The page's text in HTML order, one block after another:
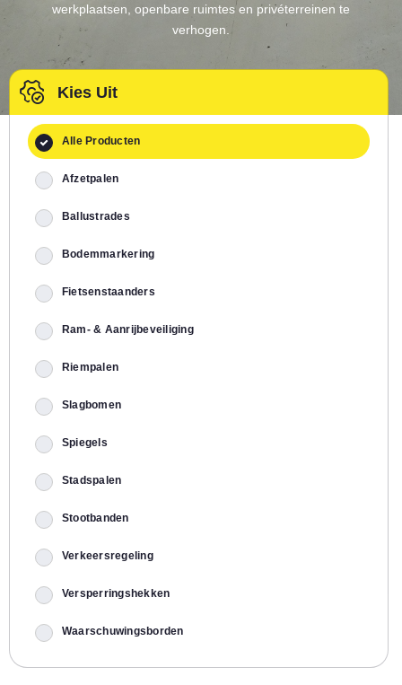
werkplaatsen, openbare ruimtes en privéterreinen te
verhogen.
Kies Uit
Alle Producten
Afzetpalen
Ballustrades
Bodemmarkering
Fietsenstaanders
Ram- & Aanrijbeveiliging
Riempalen
Slagbomen
Spiegels
Stadspalen
Stootbanden
Verkeersregeling
Versperringshekken
Waarschuwingsborden